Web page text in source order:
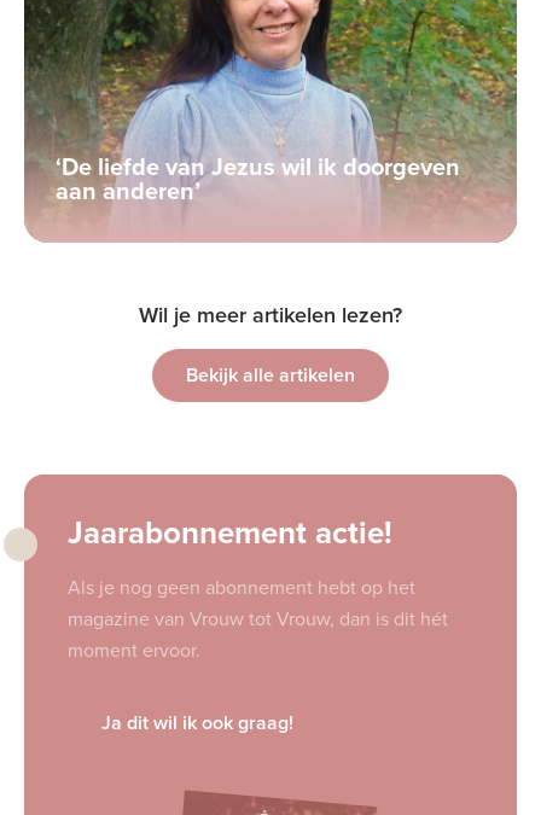
‘De liefde van Jezus wil ik doorgeven
aan anderen’
Wil je meer artikelen lezen?
Bekijk alle artikelen
Jaarabonnement actie!
Als je nog geen abonnement hebt op het
magazine van Vrouw tot Vrouw, dan is dit hét
moment ervoor.
Ja dit wil ik ook graag!